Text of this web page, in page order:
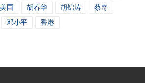
美国 胡春华 胡锦涛
蔡奇
邓小平 香港